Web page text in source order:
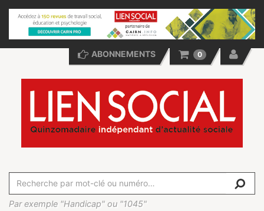
Par exemple "Handicap" ou "1045"
ABONNEMENTS 0